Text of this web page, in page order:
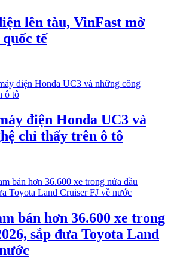
lên tàu, VinFast mở
tế
điện Honda UC3 và
chỉ thấy trên ô tô
bán hơn 36.600 xe trong
sắp đưa Toyota Land